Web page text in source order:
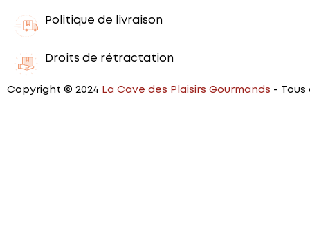
Politique de livraison
Droits de rétractation
Copyright © 2024 La Cave des Plaisirs Gourmands - Tous